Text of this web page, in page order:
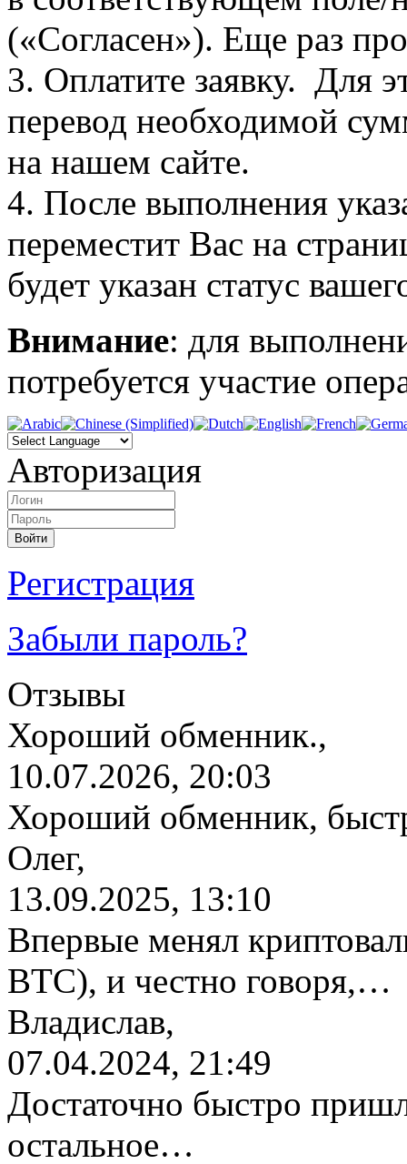
(«Согласен»). Еще раз
3. Оплатите заявку. Для
перевод необходимой
на нашем сайте.
4. После выполнения
переместит Вас на
будет указан статус
Внимание: для
потребуется участие
Авторизация
Регистрация
Забыли пароль?
Отзывы
Хороший обменник.,
10.07.2026, 20:03
Хороший обменник,
Олег,
13.09.2025, 13:10
Впервые менял
BTC), и честно говоря,…
Владислав,
07.04.2024, 21:49
Достаточно быстро
остальное…